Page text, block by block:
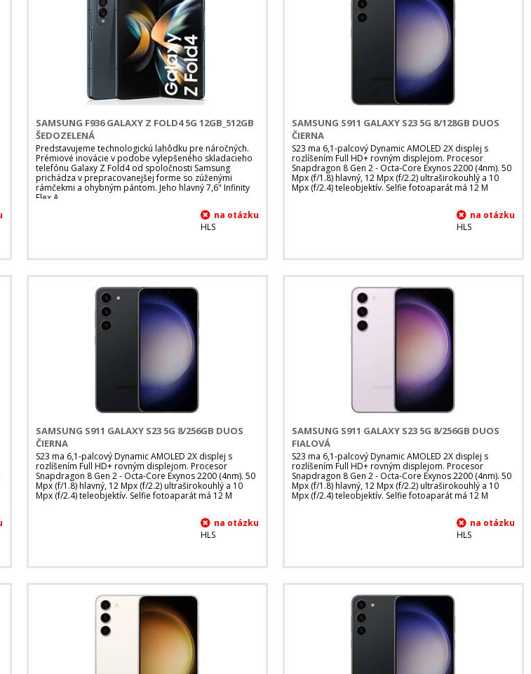
SAMSUNG F936 GALAXY Z FOLD4 5G 12GB_512GB
ŠEDOZELENÁ
Predstavujeme technologickú lahôdku pre náročných.
Prémiové inovácie v podobe vylepšeného skladacieho
telefónu Galaxy Z Fold4 od spoločnosti Samsung
prichádza v prepracovanejšej forme so zúženými
rámčekmi a ohybným pántom. Jeho hlavný 7,6" Infinity
Flex A
HLS
SAMSUNG S911 GALAXY S23 5G 8/128GB DUOS
ČIERNA
S23 ma 6,1-palcový Dynamic AMOLED 2X displej s
rozlíšením Full HD+ rovným displejom. Procesor
Snapdragon 8 Gen 2 - Octa-Core Exynos 2200 (4nm). 50
Mpx (f/1.8) hlavný, 12 Mpx (f/2.2) ultraširokouhlý a 10
Mpx (f/2.4) teleobjektív. Selfie fotoaparát má 12 M
HLS
SAMSUNG S911 GALAXY S23 5G 8/256GB DUOS
ČIERNA
S23 ma 6,1-palcový Dynamic AMOLED 2X displej s
rozlíšením Full HD+ rovným displejom. Procesor
Snapdragon 8 Gen 2 - Octa-Core Exynos 2200 (4nm). 50
Mpx (f/1.8) hlavný, 12 Mpx (f/2.2) ultraširokouhlý a 10
Mpx (f/2.4) teleobjektív. Selfie fotoaparát má 12 M
HLS
SAMSUNG S911 GALAXY S23 5G 8/256GB DUOS
FIALOVÁ
S23 ma 6,1-palcový Dynamic AMOLED 2X displej s
rozlíšením Full HD+ rovným displejom. Procesor
Snapdragon 8 Gen 2 - Octa-Core Exynos 2200 (4nm). 50
Mpx (f/1.8) hlavný, 12 Mpx (f/2.2) ultraširokouhlý a 10
Mpx (f/2.4) teleobjektív. Selfie fotoaparát má 12 M
HLS